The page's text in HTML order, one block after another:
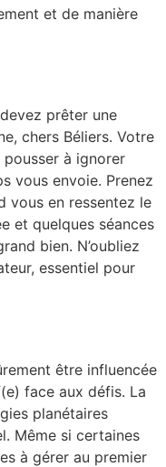
et de manière
prêter une
chers Béliers. Votre
à ignorer
vous envoie. Prenez
vous en ressentez le
et quelques séances
bien. N’oubliez
essentiel pour
être influencée
face aux défis. La
planétaires
Même si certaines
à gérer au premier